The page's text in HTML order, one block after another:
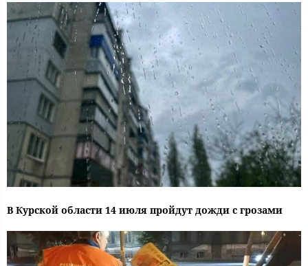
В Курской области 14 июля пройдут дожди с грозами